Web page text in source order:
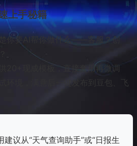
上手秘籍
楚你要AI帮你做什么——客服？创
供20+现成模板，直接套用再微调
试环境，满意后一键发布到豆包、飞
建议从“天气查询助手”或“日报生